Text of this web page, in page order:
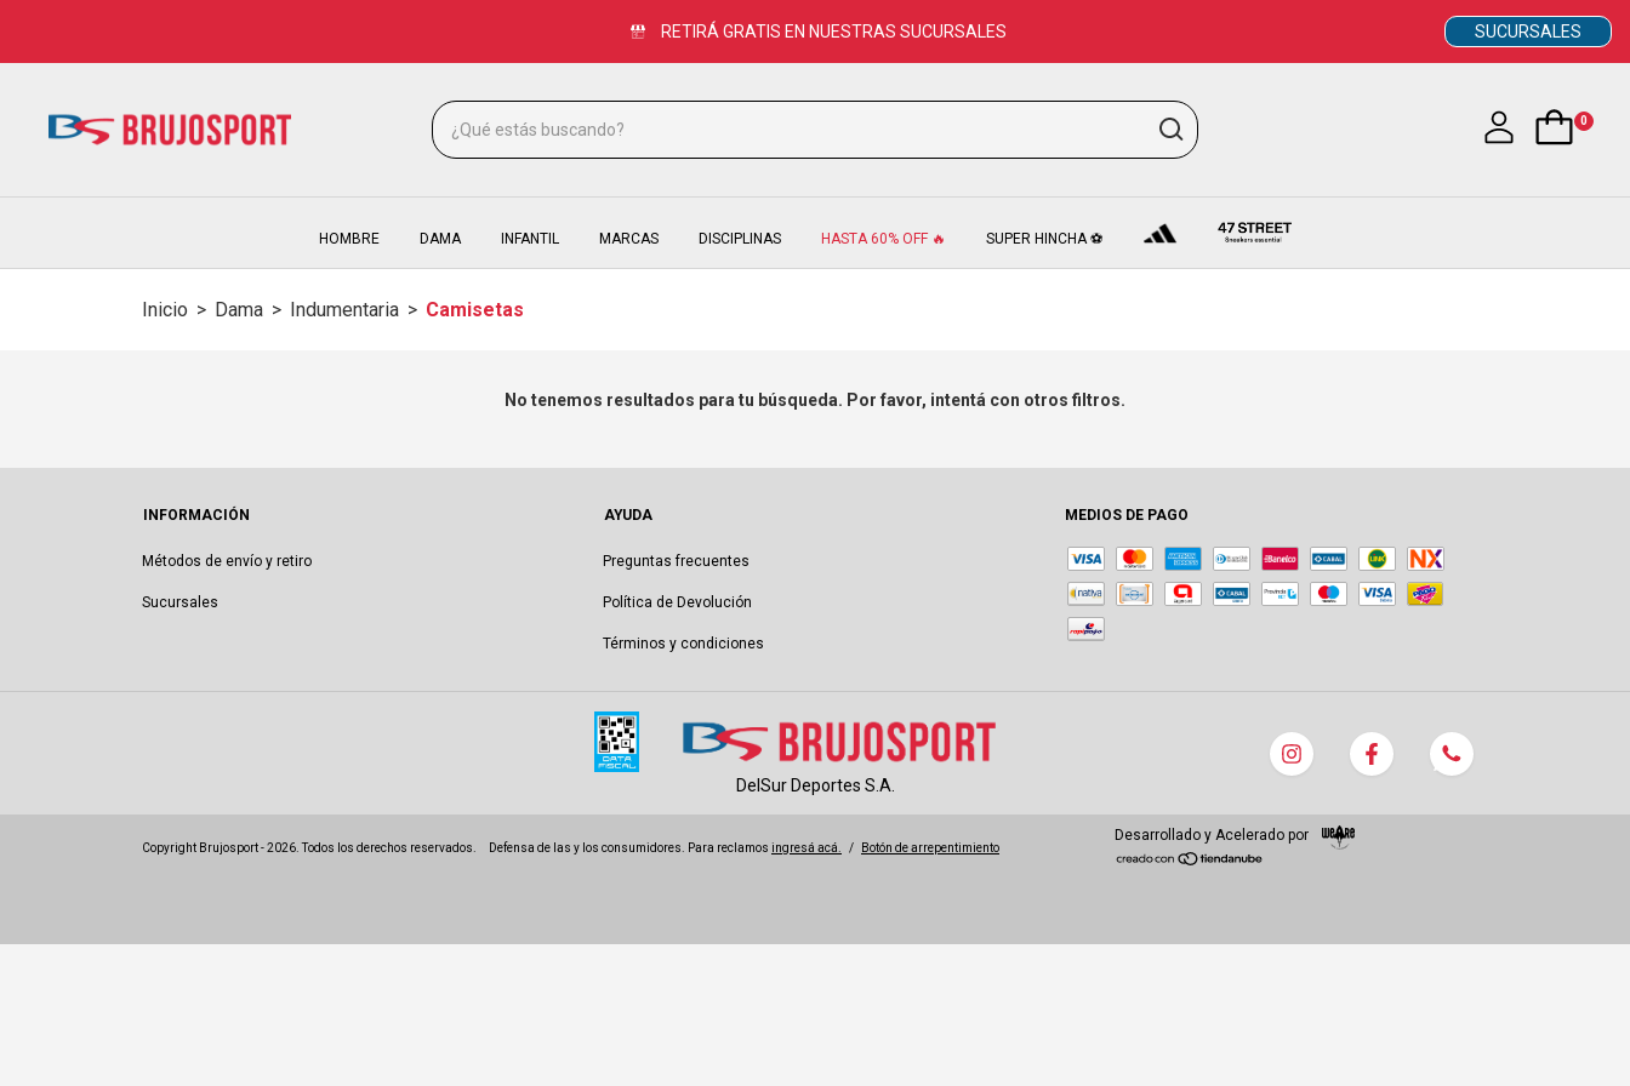
RETIRÁ GRATIS EN NUESTRAS SUCURSALES SUCURSALES
0
HOMBRE DAMA INFANTIL MARCAS DISCIPLINAS HASTA 60% OFF 🔥 SUPER HINCHA ⚽
Inicio > Dama > Indumentaria > Camisetas
No tenemos resultados para tu búsqueda. Por favor, intentá con otros filtros.
INFORMACIÓN
Métodos de envío y retiro
Sucursales
AYUDA
Preguntas frecuentes
Política de Devolución
Términos y condiciones
MEDIOS DE PAGO
DelSur Deportes S.A.
Copyright Brujosport - 2026. Todos los derechos reservados. Defensa de las y los consumidores. Para reclamos ingresá acá. / Botón de arrepentimiento
Desarrollado y Acelerado por